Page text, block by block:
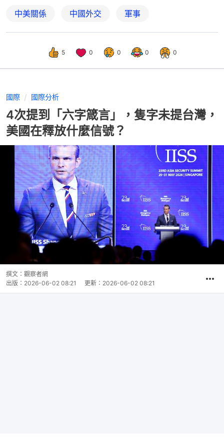
中美關係 中國外交 軍事
5 0 0 0 0
國際 國際分析
4次提到「六字箴言」，隻字未提台灣，
美國在釋放什麼信號？
撰文： 觀察者網
出版： 2026-06-02 08:21 更新： 2026-06-02 08:21